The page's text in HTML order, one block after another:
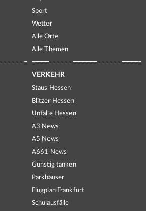
Sport
Wetter
Alle Orte
Alle Themen
VERKEHR
Staus Hessen
Blitzer Hessen
Unfälle Hessen
A3 News
A5 News
A661 News
Günstig tanken
Parkhäuser
Flugplan Frankfurt
Schulausfälle